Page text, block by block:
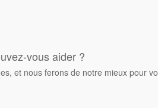
vous aider ?
et nous ferons de notre mieux pour